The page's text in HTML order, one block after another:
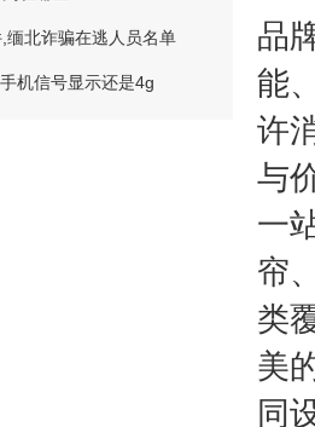
品
能
许
与
一
帘
类
美
同
缅北诈骗在逃人员名单
机信号显示还是4g